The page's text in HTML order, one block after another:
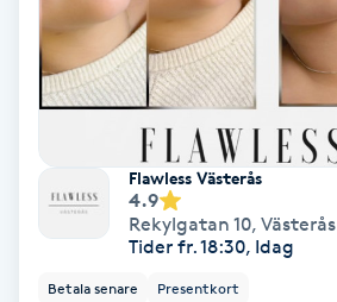
Japansk massage
Katun fransar
Flawless Västerås
4.9
Rekylgatan 10, Västerås
Tider fr. 18:30, Idag
Betala senare Presentkort